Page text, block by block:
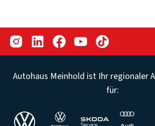
Autohaus Meinhold ist Ihr regionaler
für: